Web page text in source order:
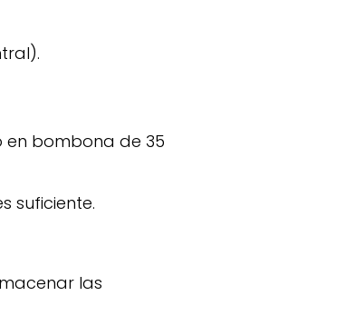
bombona de 35
suficiente.